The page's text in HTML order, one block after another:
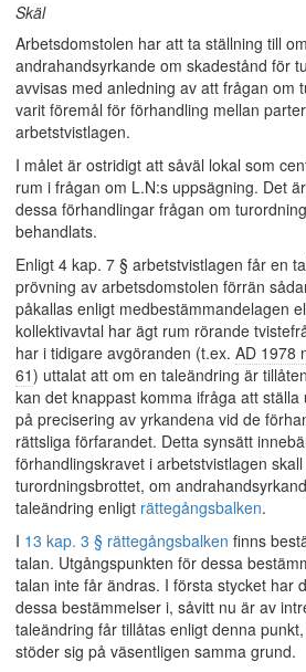
Skäl
Arbetsdomstolen har att ta ställning till
andrahandsyrkande om skadestånd för
avvisas med anledning av att frågan om
varit föremål för förhandling mellan
arbetstvistlagen.
I målet är ostridigt att såväl lokal som
rum i frågan om L.N:s uppsägning. Det
dessa förhandlingar frågan om
behandlats.
Enligt 4 kap. 7 § arbetstvistlagen får en
prövning av arbetsdomstolen förrän
påkallas enligt medbestämmandelagen
kollektivavtal har ägt rum rörande
har i tidigare avgöranden (t.ex. AD 1978
61) uttalat att om en taleändring är
kan det knappast komma ifråga att
på precisering av yrkandena vid de
rättsliga förfarandet. Detta synsätt
förhandlingskravet i arbetstvistlagen
turordningsbrottet, om
taleändring enligt rättegångsbalken.
I 13 kap. 3 § rättegångsbalken finns
talan. Utgångspunkten för dessa
talan inte får ändras. I första stycket har
dessa bestämmelser i, såvitt nu är av
taleändring får tillåtas enligt denna
stöder sig på väsentligen samma grund.